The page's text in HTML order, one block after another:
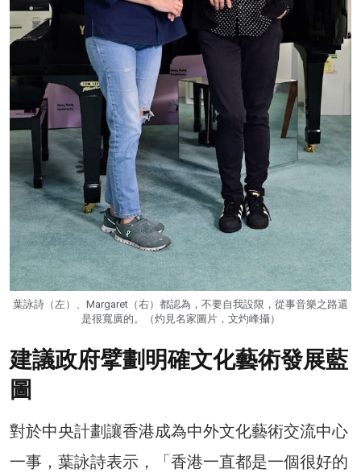
葉詠詩（左）、Margaret（右）都認為，不要自我設限，從事音樂之路還
是很寬廣的。（灼見名家圖片，文灼峰攝）
建議政府擘劃明確文化藝術發展藍
圖
對於中央計劃讓香港成為中外文化藝術交流中心
一事，葉詠詩表示，「香港一直都是一個很好的